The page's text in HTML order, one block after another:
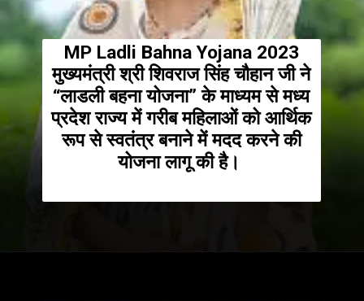
MP Ladli Bahna Yojana 2023
मुख्यमंत्री श्री शिवराज सिंह चौहान जी ने
“लाडली बहना योजना” के माध्यम से मध्य
प्रदेश राज्य में गरीब महिलाओं को आर्थिक
रूप से स्वतंत्र बनाने में मदद करने की
योजना लागू की है।